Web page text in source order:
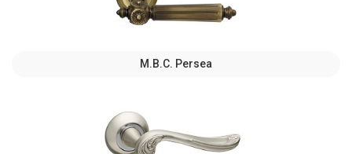
M.B.C. Persea